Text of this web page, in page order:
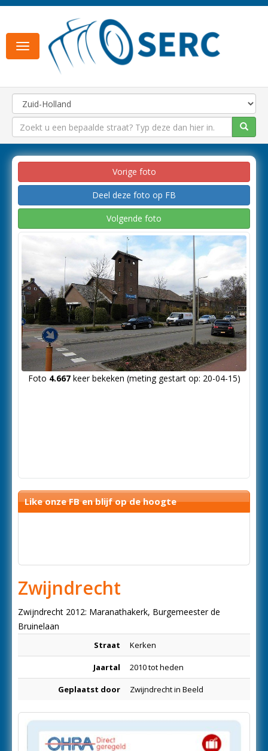
Toggle
navigation
Vorige foto
Deel deze foto op FB
Volgende foto
Foto 4.667keer bekeken (meting gestart op: 20-04-15)
Like onze FB en blijf op de hoogte
Zwijndrecht
Zwijndrecht 2012: Maranathakerk, Burgemeester de
Bruinelaan
Straat Kerken
Jaartal 2010 tot heden
Geplaatst door Zwijndrecht in Beeld